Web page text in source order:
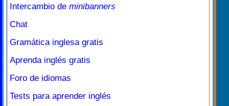
Intercambio de minibanners
Chat
Gramática inglesa gratis
Aprenda inglés gratis
Foro de idiomas
Tests para aprender inglés